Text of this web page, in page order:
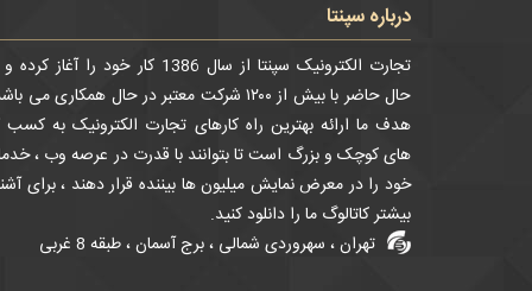
بدانید
درباره سپنتا
تجارت الکترونیک سپنتا از سال 1386 کار خود را آغاز
حال حاضر با بیش از ۱۲۰۰ شرکت معتبر در حال همکاری می
هدف ما ارائه بهترین راه کارهای تجارت الکترونیک به کسب
های کوچک و بزرگ است تا بتوانند با قدرت در عرصه وب ،
خود را در معرض نمایش میلیون ها بیننده قرار دهند ، برای
بیشتر کاتالوگ ما را دانلود کنید.
تهران ، سهروردی شمالی ، برج آسمان ، طبقه 8 غربی